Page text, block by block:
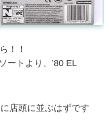
！！
ートより、’80 EL
店頭に並ぶはずです